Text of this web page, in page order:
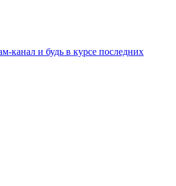
канал и будь в курсе последних